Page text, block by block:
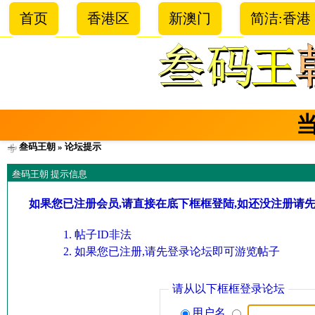
首页 香港区 新澳门 简洁:香港
叁码王朝 » 论坛提示
叁码王朝 提示信息
如果您已注册会员,请直接在底下框框登陆,如还没注册请
帖子ID非法
如果您已注册,请先登录论坛即可游览帖子
请从以下框框登录论坛
用户名